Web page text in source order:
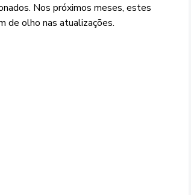
Nos próximos meses, estes
de olho nas atualizações.